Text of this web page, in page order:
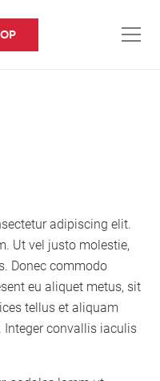
adipiscing elit.
Ut vel justo molestie,
Donec commodo
eu aliquet metus, sit
tellus et aliquam
Integer convallis iaculis